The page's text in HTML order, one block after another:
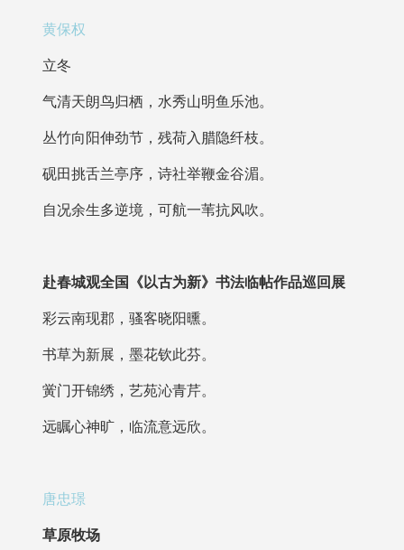
黄保权
立冬
气清天朗鸟归栖，水秀山明鱼乐池。
丛竹向阳伸劲节，残荷入腊隐纤枝。
砚田挑舌兰亭序，诗社举鞭金谷湄。
自况余生多逆境，可航一苇抗风吹。
赴春城观全国《以古为新》书法临帖作品巡回展
彩云南现郡，骚客晓阳曛。
书草为新展，墨花钦此芬。
黉门开锦绣，艺苑沁青芹。
远瞩心神旷，临流意远欣。
唐忠璟
草原牧场